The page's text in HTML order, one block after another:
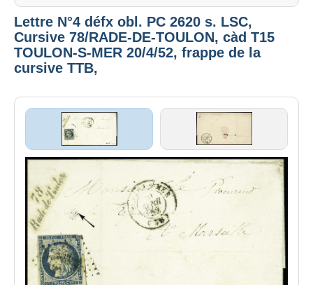
Lettre N°4 défx obl. PC 2620 s. LSC,
Cursive 78/RADE-DE-TOULON, càd T15
TOULON-S-MER 20/4/52, frappe de la
cursive TTB,